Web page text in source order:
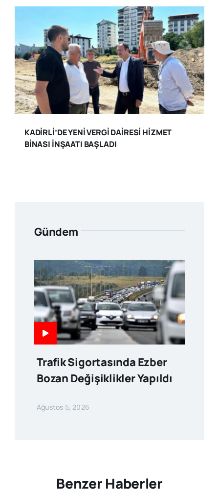
KADİRLİ’DE YENİ VERGİ DAİRESİ HİZMET
BİNASI İNŞAATI BAŞLADI
Gündem
Trafik Sigortasında Ezber
Bozan Değişiklikler Yapıldı
Ağustos 5, 2026
Benzer Haberler